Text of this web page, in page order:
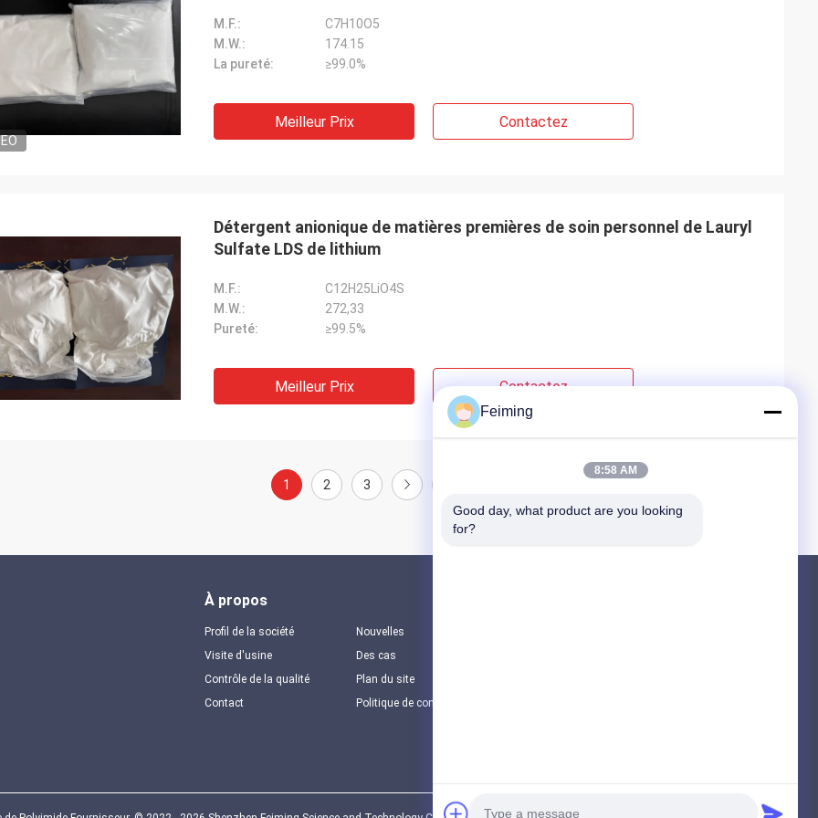
M.F.:
C7H10O5
M.W.:
174.15
La pureté:
≥99.0%
Meilleur Prix Contactez
Détergent anionique de matières premières de soin personnel de Lauryl
Sulfate LDS de lithium
M.F.:
C12H25LiO4S
M.W.:
272,33
Pureté:
≥99.5%
Meilleur Prix Contactez
1 2 3
À propos
Profil de la société
Visite d'usine
Contrôle de la qualité
Contact
Nouvelles
Des cas
Plan du site
Politique de confidentialité
Feiming
8:58 AM
Good day, what product are you looking
for?